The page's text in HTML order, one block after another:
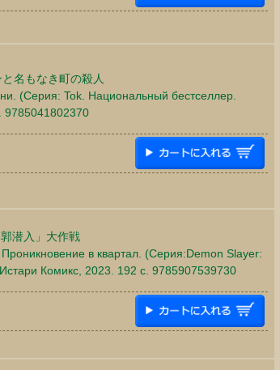
名もなき町の殺人
(Серия: Tok. Национальный бестселлер.
潜入」大作戦
в квартал. (Серия:Demon Slayer:
Комикс, 2023. 192 c. 9785907539730